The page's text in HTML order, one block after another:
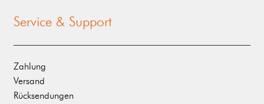
Service & Support
Zahlung
Versand
Rücksendungen